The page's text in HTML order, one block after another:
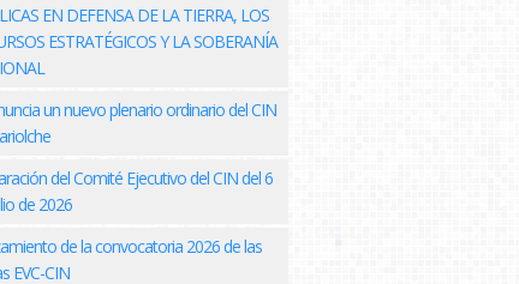
EN DEFENSA DE LA TIERRA, LOS
ESTRATÉGICOS Y LA SOBERANÍA
un nuevo plenario ordinario del CIN
del Comité Ejecutivo del CIN del 6
de 2026
de la convocatoria 2026 de las
EVC-CIN